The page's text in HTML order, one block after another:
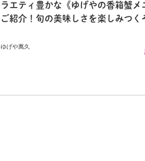
ラエティ豊かな《ゆげやの香箱蟹メ
ご紹介！旬の美味しさを楽しみつ
ゆげや萬久